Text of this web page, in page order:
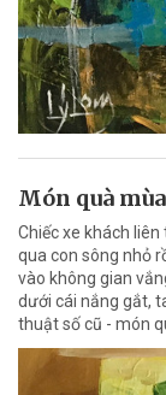
Món quà
Chiếc xe khách
qua con sông nhỏ
vào không gian
dưới cái nắng gắt,
thuật số cũ - món